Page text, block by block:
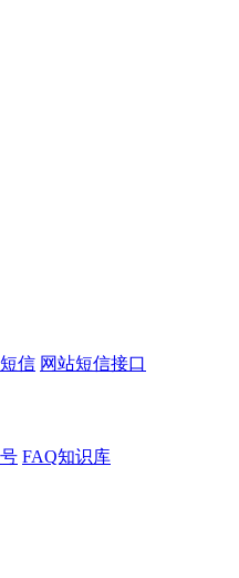
信 网站短信接口
FAQ知识库